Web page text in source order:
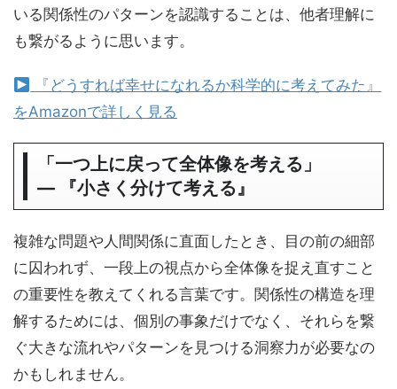
いる関係性のパターンを認識することは、他者理解に
も繋がるように思います。
『どうすれば幸せになれるか科学的に考えてみた』
をAmazonで詳しく見る
「一つ上に戻って全体像を考える」
― 『小さく分けて考える』
複雑な問題や人間関係に直面したとき、目の前の細部
に囚われず、一段上の視点から全体像を捉え直すこと
の重要性を教えてくれる言葉です。関係性の構造を理
解するためには、個別の事象だけでなく、それらを繋
ぐ大きな流れやパターンを見つける洞察力が必要なの
かもしれません。